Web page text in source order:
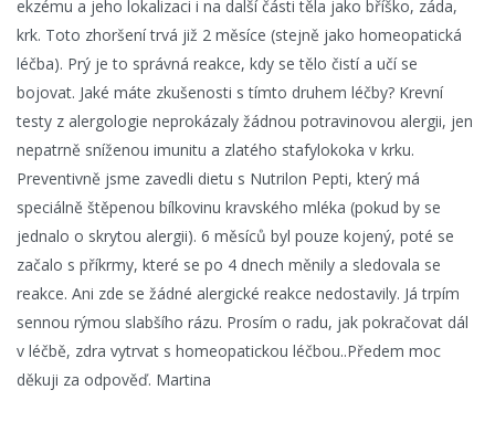
ekzému a jeho lokalizaci i na další části těla jako bříško, záda,
krk. Toto zhoršení trvá již 2 měsíce (stejně jako homeopatická
léčba). Prý je to správná reakce, kdy se tělo čistí a učí se
bojovat. Jaké máte zkušenosti s tímto druhem léčby? Krevní
testy z alergologie neprokázaly žádnou potravinovou alergii, jen
nepatrně sníženou imunitu a zlatého stafylokoka v krku.
Preventivně jsme zavedli dietu s Nutrilon Pepti, který má
speciálně štěpenou bílkovinu kravského mléka (pokud by se
jednalo o skrytou alergii). 6 měsíců byl pouze kojený, poté se
začalo s příkrmy, které se po 4 dnech měnily a sledovala se
reakce. Ani zde se žádné alergické reakce nedostavily. Já trpím
sennou rýmou slabšího rázu. Prosím o radu, jak pokračovat dál
v léčbě, zdra vytrvat s homeopatickou léčbou..Předem moc
děkuji za odpověď. Martina